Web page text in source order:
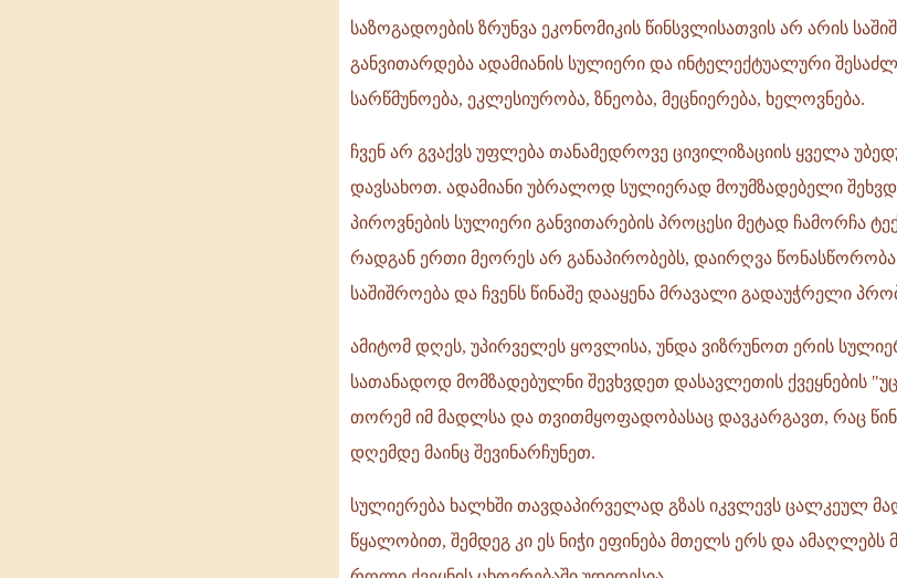
საზოგადოების ზრუნვა ეკონომიკის წინსვლისათვის არ არის
განვითარდება ადამიანის სულიერი და ინტელექტუალური
სარწმუნოება, ეკლესიურობა, ზნეობა, მეცნიერება, ხელოვნება.
ჩვენ არ გვაქვს უფლება თანამედროვე ცივილიზაციის ყველა
დავსახოთ. ადამიანი უბრალოდ სულიერად მოუმზადებელი
პიროვნების სულიერი განვითარების პროცესი მეტად ჩამორჩა
რადგან ერთი მეორეს არ განაპირობებს, დაირღვა წონასწორობა;
საშიშროება და ჩვენს წინაშე დააყენა მრავალი გადაუჭრელი
ამიტომ დღეს, უპირველეს ყოვლისა, უნდა ვიზრუნოთ ერის
სათანადოდ მომზადებულნი შევხვდეთ დასავლეთის ქვეყნების
თორემ იმ მადლსა და თვითმყოფადობასაც დავკარგავთ, რაც
დღემდე მაინც შევინარჩუნეთ.
სულიერება ხალხში თავდაპირველად გზას იკვლევს ცალკეულ
წყალობით, შემდეგ კი ეს ნიჭი ეფინება მთელს ერს და ამაღლებს